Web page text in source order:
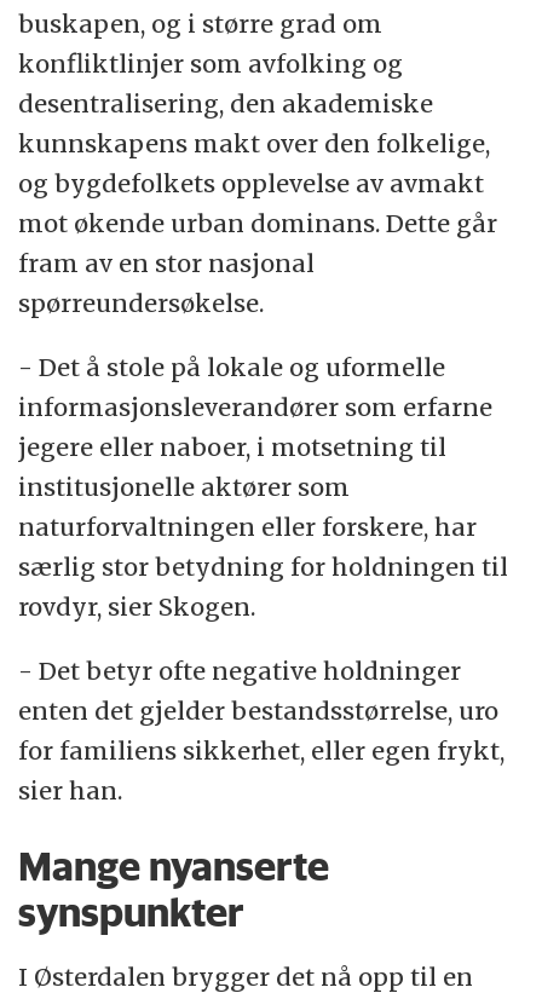
buskapen, og i større grad om
konfliktlinjer som avfolking og
desentralisering, den akademiske
kunnskapens makt over den folkelige,
og bygdefolkets opplevelse av avmakt
mot økende urban dominans. Dette går
fram av en stor nasjonal
spørreundersøkelse.
- Det å stole på lokale og uformelle
informasjonsleverandører som erfarne
jegere eller naboer, i motsetning til
institusjonelle aktører som
naturforvaltningen eller forskere, har
særlig stor betydning for holdningen til
rovdyr, sier Skogen.
- Det betyr ofte negative holdninger
enten det gjelder bestandsstørrelse, uro
for familiens sikkerhet, eller egen frykt,
sier han.
Mange nyanserte
synspunkter
I Østerdalen brygger det nå opp til en